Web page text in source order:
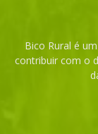
Bico Rural é
contribuir com o